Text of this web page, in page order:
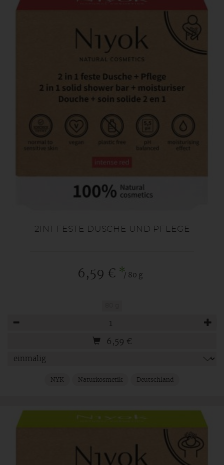
2IN1 FESTE DUSCHE UND PFLEGE
6,59 € */ 80 g
6,59 €
NYK Naturkosmetik Deutschland